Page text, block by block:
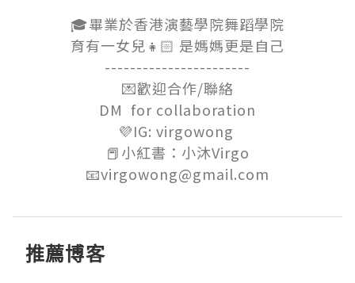
🎓畢業於香港演藝學院舞蹈學院
育有一女兒👧🏻 是媽媽更是自己
-----------------------
💌歡迎合作/聯絡
DM  for collaboration
💜IG: virgowong
📕小紅書：小沐Virgo
📧virgowong@gmail.com
推薦博客